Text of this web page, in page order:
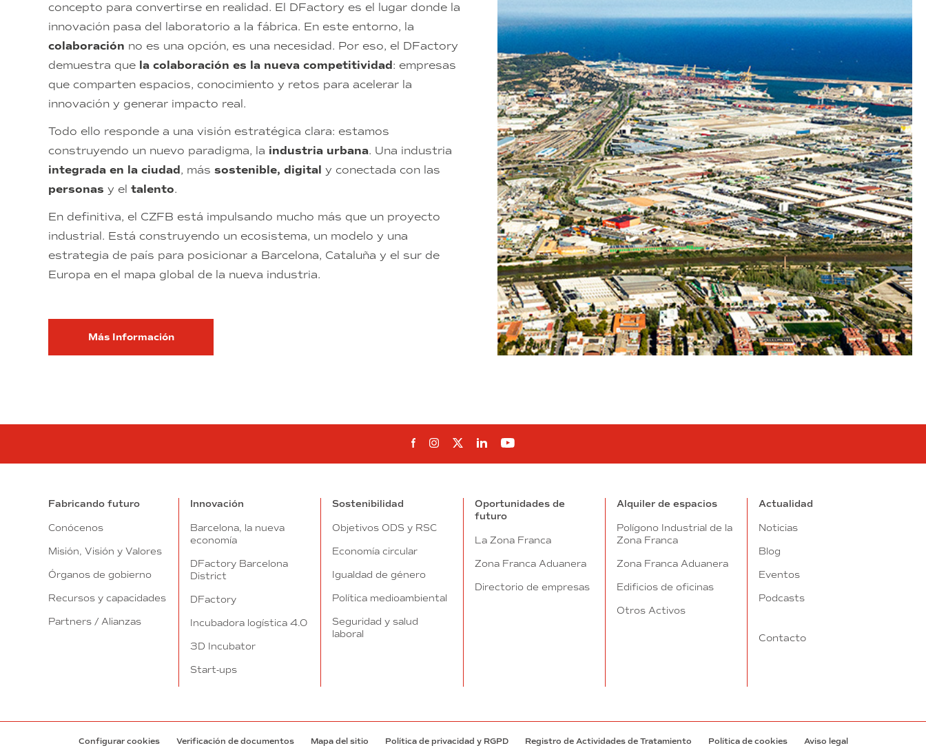
concepto para convertirse en realidad. El DFactory es el lugar donde la
innovación pasa del laboratorio a la fábrica. En este entorno, la
colaboración no es una opción, es una necesidad. Por eso, el DFactory
demuestra que la colaboración es la nueva competitividad: empresas
que comparten espacios, conocimiento y retos para acelerar la
innovación y generar impacto real.
Todo ello responde a una visión estratégica clara: estamos
construyendo un nuevo paradigma, la industria urbana. Una industria
integrada en la ciudad, más sostenible, digital y conectada con las
personas y el talento.
En definitiva, el CZFB está impulsando mucho más que un proyecto
industrial. Está construyendo un ecosistema, un modelo y una
estrategia de país para posicionar a Barcelona, Cataluña y el sur de
Europa en el mapa global de la nueva industria.
Más Información
Síguenos en Facebook
Síguenos en Instagram
Síguenos en Twitter
Síguenos en Linkedin
Síguenos en Youtube
Fabricando futuro
Conócenos
Misión, Visión y Valores
Órganos de gobierno
Recursos y capacidades
Partners / Alianzas
Innovación
Barcelona, la nueva
economía
DFactory Barcelona
District
DFactory
Incubadora logística 4.0
3D Incubator
Start-ups
Sostenibilidad
Objetivos ODS y RSC
Economía circular
Igualdad de género
Política medioambiental
Seguridad y salud
laboral
Oportunidades de
futuro
La Zona Franca
Zona Franca Aduanera
Directorio de empresas
Alquiler de espacios
Polígono Industrial de la
Zona Franca
Zona Franca Aduanera
Edificios de oficinas
Otros Activos
Actualidad
Noticias
Blog
Eventos
Podcasts
Contacto
Configurar cookies Verificación de documentos Mapa del sitio Política de privacidad y RGPD Registro de Actividades de Tratamiento Política de cookies Aviso legal